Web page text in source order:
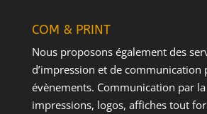
COM & PRINT
Nous proposons également des
d’impression et de communication
évènements. Communication par la
impressions, logos, affiches tout